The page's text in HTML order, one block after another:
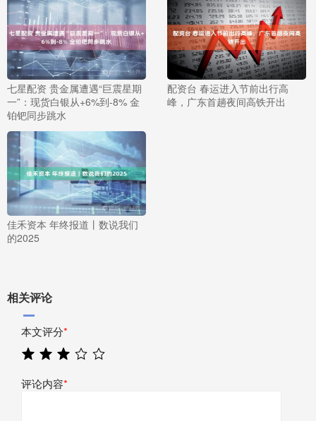
七星配资 贵金属遭遇“巨震星期
一”：现货白银从+6%到-8% 金
铂钯同步跳水
配资台 春运进入节前出行高
峰，广东首趟夜间高铁开出
佳禾资本 年终报道丨数说我们
的2025
相关评论
本文评分*
评论内容*